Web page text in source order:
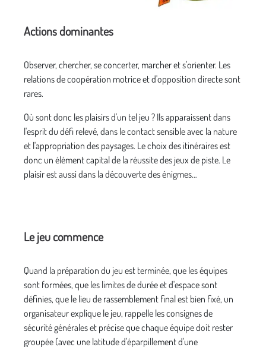
Actions dominantes
Observer, chercher, se concerter, marcher et s'orienter. Les
relations de coopération motrice et d'opposition directe sont
rares.
Où sont donc les plaisirs d'un tel jeu ? Ils apparaissent dans
l'esprit du défi relevé, dans le contact sensible avec la nature
et l'appropriation des paysages. Le choix des itinéraires est
donc un élément capital de la réussite des jeux de piste. Le
plaisir est aussi dans la découverte des énigmes…
Le jeu commence
Quand la préparation du jeu est terminée, que les équipes
sont formées, que les limites de durée et d'espace sont
définies, que le lieu de rassemblement final est bien fixé, un
organisateur explique le jeu, rappelle les consignes de
sécurité générales et précise que chaque équipe doit rester
groupée (avec une latitude d'éparpillement d'une